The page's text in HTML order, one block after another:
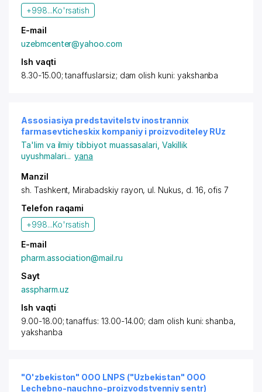
+998...Ko'rsatish
E-mail
uzebmcenter@yahoo.com
Ish vaqti
8.30-15.00; tanaffuslarsiz; dam olish kuni: yakshanba
Assosiasiya predstavitelstv inostrannix
farmasevticheskix kompaniy i proizvoditeley RUz
Ta'lim va ilmiy tibbiyot muassasalari ,Vakillik
uyushmalari... yana
Manzil
sh. Tashkent, Mirabadskiy rayon, ul. Nukus, d. 16, ofis 7
Telefon raqami
+998...Ko'rsatish
E-mail
pharm.association@mail.ru
Sayt
asspharm.uz
Ish vaqti
9.00-18.00; tanaffus: 13.00-14.00; dam olish kuni: shanba,
yakshanba
"O'zbekiston" OOO LNPS ("Uzbekistan" OOO
Lechebno-nauchno-proizvodstvenniy sentr)